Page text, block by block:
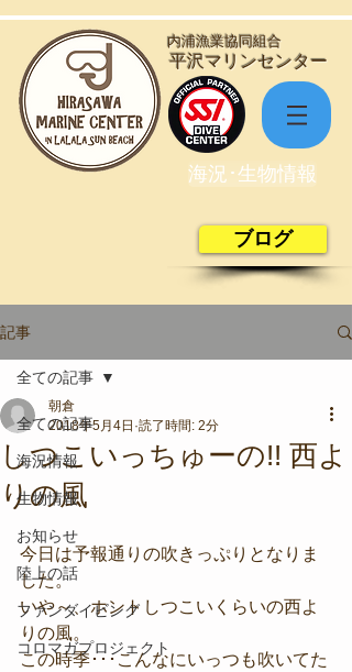
​平沢マリンセンター
​内浦漁業協同組合
海況･生物情報
ブログ
記事
全ての記事
海況情報
生物情報
お知らせ
陸上の話
ファンダイビング
コロマガプロジェクト
全ての記事
しつこいっちゅーの!! 西よ
りの風
朝倉
2018年5月4日 読了時間: 2分
今日は予報通りの吹きっぷりとなりま
した。
いや～、ホントしつこいくらいの西よ
りの風。
この時季･･･こんなにいっつも吹いてた